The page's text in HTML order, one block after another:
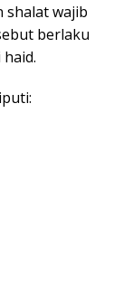
shalat wajib
berlaku